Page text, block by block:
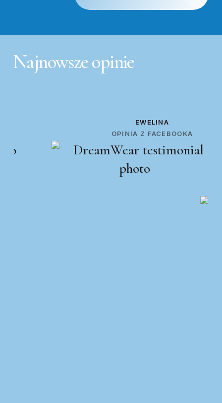
Najnowszeopinie
EWELINA
OPINIA Z FACEBOOKA